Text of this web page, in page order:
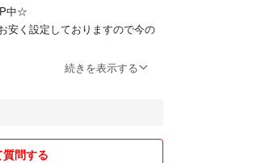
中☆
安く設定しておりますので今の
価を、26日以降とする場合があ
続きを表示する
問する